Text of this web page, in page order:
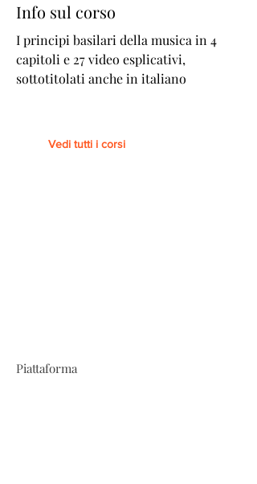
Info sul corso
I principi basilari della musica in 4
capitoli e 27 video esplicativi,
sottotitolati anche in italiano
Vedi tutti i corsi
Piattaforma